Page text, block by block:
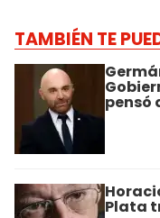
TAMBIÉN TE
pensó
Plata